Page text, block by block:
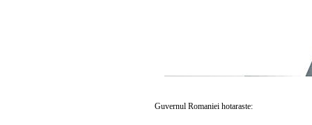
Guvernul Romaniei hotaraste: